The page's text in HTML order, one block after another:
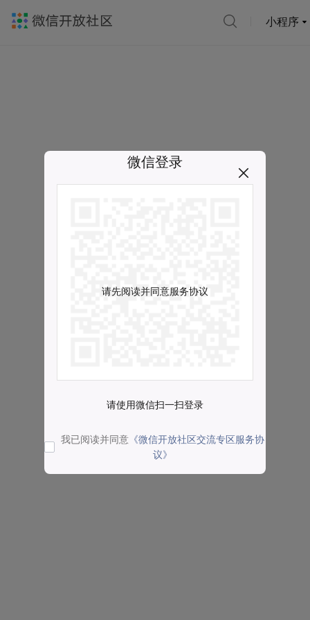
小程序
微信登录
请先阅读并同意服务协议
请使用微信扫一扫登录
我已阅读并同意 《微信开放社区交流专区服务协
议》